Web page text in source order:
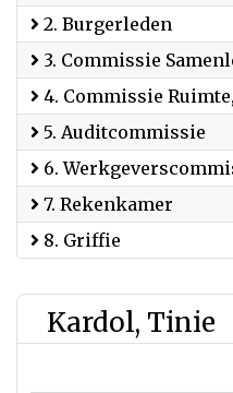
2. Burgerleden
3. Commissie
4. Commissie
5. Auditcommissie
6.
7. Rekenkamer
8. Griffie
Kardol, Tinie